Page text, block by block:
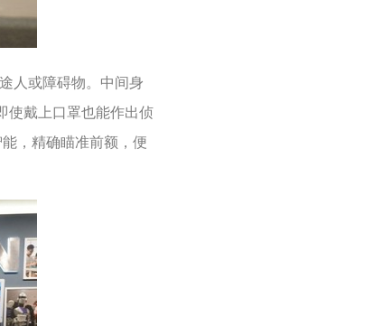
人或障碍物。中间身
使戴上口罩也能作出侦
，精确瞄准前额，便